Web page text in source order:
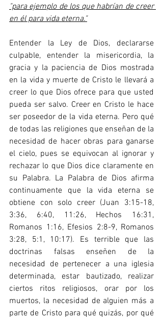
"para ejemplo de los que habrían de creer
en él para vida eterna."
Entender la Ley de Dios, declararse
culpable, entender la misericordia, la
gracia y la paciencia de Dios mostrada
en la vida y muerte de Cristo le llevará a
creer lo que Dios ofrece para que usted
pueda ser salvo. Creer en Cristo le hace
ser poseedor de la vida eterna. Pero qué
de todas las religiones que enseñan de la
necesidad de hacer obras para ganarse
el cielo, pues se equivocan al ignorar y
rechazar lo que Dios dice claramente en
su Palabra. La Palabra de Dios afirma
continuamente que la vida eterna se
obtiene con solo creer (Juan 3:15-18,
3:36, 6:40, 11:26, Hechos 16:31,
Romanos 1:16, Efesios 2:8-9, Romanos
3:28, 5:1, 10:17). Es terrible que las
doctrinas falsas enseñen de la
necesidad de pertenecer a una iglesia
determinada, estar bautizado, realizar
ciertos ritos religiosos, orar por los
muertos, la necesidad de alguien más a
parte de Cristo para qué quizás, por qué